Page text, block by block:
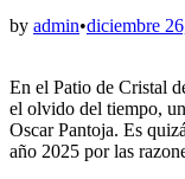
by admin•diciembre
En el Patio de Cristal
el olvido del tiempo,
Oscar Pantoja. Es
año 2025 por las